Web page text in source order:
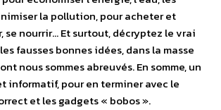
la pollution, pour acheter et
se nourrir… Et surtout, décryptez le vrai
fausses bonnes idées, dans la masse
nous sommes abreuvés. En somme, un
informatif, pour en terminer avec le
et les gadgets « bobos ».